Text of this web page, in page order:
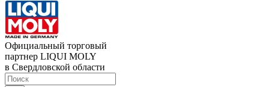
Официальный торговый
партнер LIQUI MOLY
в Свердловской области